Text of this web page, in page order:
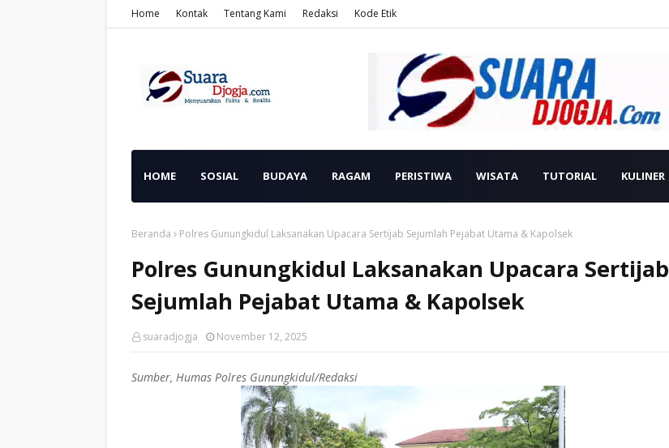
Home Kontak Tentang Kami Redaksi Kode Etik
HOME SOSIAL BUDAYA RAGAM PERISTIWA WISATA TUTORIAL KULINER
Beranda Polres Gunungkidul Laksanakan Upacara Sertijab Sejumlah Pejabat Utama & Kapolsek
Polres Gunungkidul Laksanakan Upacara Sertijab
Sejumlah Pejabat Utama & Kapolsek
suaradjogja November 12, 2025
Sumber, Humas Polres Gunungkidul/Redaksi